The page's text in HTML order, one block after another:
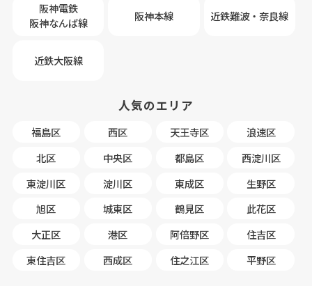
阪神電鉄
阪神なんば線
阪神本線 近鉄難波・奈良線
近鉄大阪線
人気のエリア
福島区 西区 天王寺区
浪速区
北区
中央区 都島区
西淀川区
東淀川区
淀川区 東成区
生野区
旭区
城東区 鶴見区
此花区
大正区
港区 阿倍野区
住吉区
東住吉区
西成区 住之江区 平野区